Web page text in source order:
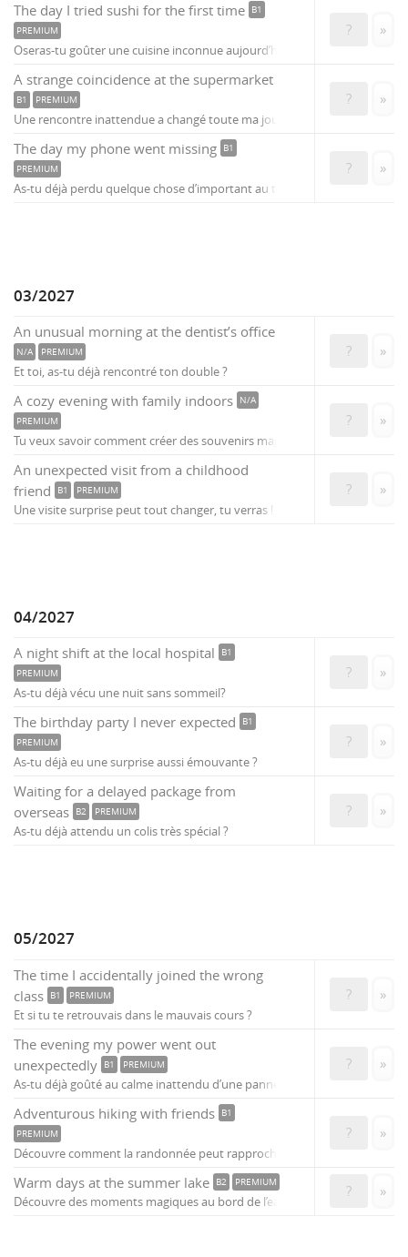
The day I tried sushi for the first time
B1
PREMIUM
Oseras-tu goûter une cuisine inconnue aujourd’hui ?
? »
A strange coincidence at the supermarket
B1 PREMIUM
Une rencontre inattendue a changé toute ma journée.
? »
The day my phone went missing
B1
PREMIUM
As-tu déjà perdu quelque chose d’important au travail ?
? »
03/2027
An unusual morning at the dentist’s office
N/A PREMIUM
Et toi, as-tu déjà rencontré ton double ?
? »
A cozy evening with family indoors
N/A
PREMIUM
Tu veux savoir comment créer des souvenirs magiques?
? »
An unexpected visit from a childhood
friend
B1 PREMIUM
Une visite surprise peut tout changer, tu verras !
? »
04/2027
A night shift at the local hospital
B1
PREMIUM
As-tu déjà vécu une nuit sans sommeil?
? »
The birthday party I never expected
B1
PREMIUM
As-tu déjà eu une surprise aussi émouvante ?
? »
Waiting for a delayed package from
overseas
B2 PREMIUM
As-tu déjà attendu un colis très spécial ?
? »
05/2027
The time I accidentally joined the wrong
class
B1 PREMIUM
Et si tu te retrouvais dans le mauvais cours ?
? »
The evening my power went out
unexpectedly
B1 PREMIUM
As-tu déjà goûté au calme inattendu d’une panne ?
? »
Adventurous hiking with friends
B1
PREMIUM
Découvre comment la randonnée peut rapprocher tes amis.
? »
Warm days at the summer lake B2 PREMIUM
Découvre des moments magiques au bord de l’eau.
? »